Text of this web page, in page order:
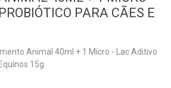
PARA CÃES E
Animal 40ml + 1 Micro - Lac Aditivo
15g